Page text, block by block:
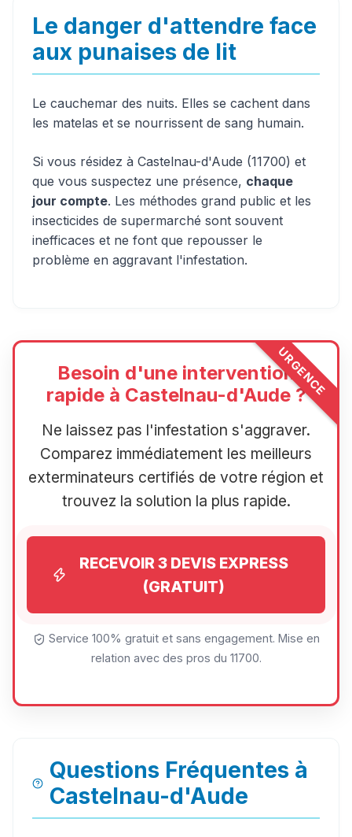
Le danger d'attendre face
aux punaises de lit
Le cauchemar des nuits. Elles se cachent dans
les matelas et se nourrissent de sang humain.
Si vous résidez à Castelnau-d'Aude (11700) et
que vous suspectez une présence, chaque
jour compte. Les méthodes grand public et les
insecticides de supermarché sont souvent
inefficaces et ne font que repousser le
problème en aggravant l'infestation.
URGENCE
Besoin d'une intervention
rapide à Castelnau-d'Aude ?
Ne laissez pas l'infestation s'aggraver.
Comparez immédiatement les meilleurs
exterminateurs certifiés de votre région et
trouvez la solution la plus rapide.
RECEVOIR 3 DEVIS EXPRESS
(GRATUIT)
Service 100% gratuit et sans engagement. Mise en
relation avec des pros du 11700.
Questions Fréquentes à
Castelnau-d'Aude